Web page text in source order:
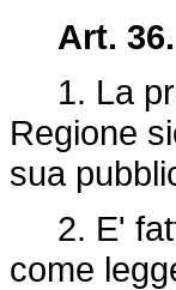
Art. 36.
1. La
Regione
sua
2. E'
come